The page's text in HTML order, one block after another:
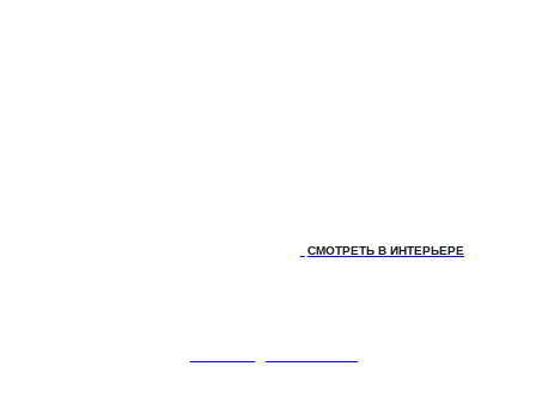
СМОТРЕТЬ В ИНТЕРЬЕРЕ